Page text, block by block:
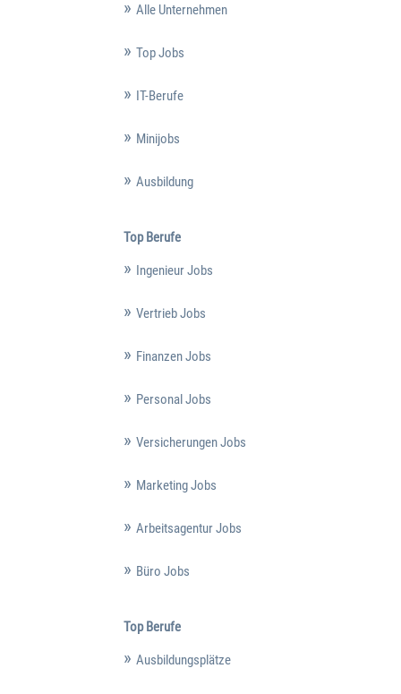
Alle Unternehmen
Top Jobs
IT-Berufe
Minijobs
Ausbildung
Top Berufe
Ingenieur Jobs
Vertrieb Jobs
Finanzen Jobs
Personal Jobs
Versicherungen Jobs
Marketing Jobs
Arbeitsagentur Jobs
Büro Jobs
Top Berufe
Ausbildungsplätze